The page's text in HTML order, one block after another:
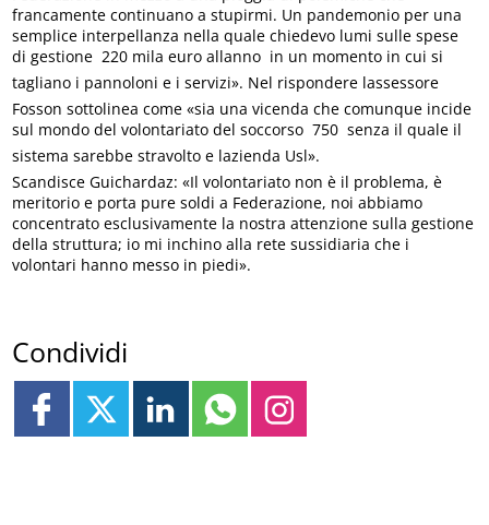
francamente continuano a stupirmi. Un pandemonio per una
semplice interpellanza nella quale chiedevo lumi sulle spese
di gestione  220 mila euro allanno  in un momento in cui si
tagliano i pannoloni e i servizi». Nel rispondere lassessore
Fosson sottolinea come «sia una vicenda che comunque incide
sul mondo del volontariato del soccorso  750  senza il quale il
sistema sarebbe stravolto e lazienda Usl».
Scandisce Guichardaz: «Il volontariato non è il problema, è
meritorio e porta pure soldi a Federazione, noi abbiamo
concentrato esclusivamente la nostra attenzione sulla gestione
della struttura; io mi inchino alla rete sussidiaria che i
volontari hanno messo in piedi».
Condividi